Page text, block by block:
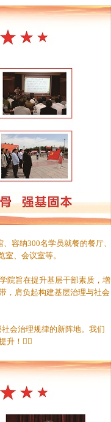
容纳300名学员就餐的餐厅、
、会议室等。
院旨在提升基层干部素质，增
，肩负起构建基层治理与社会
会治理规律的新阵地。我们
升！